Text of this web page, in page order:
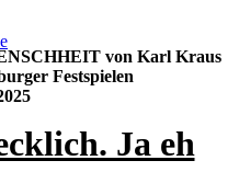
von Karl Kraus
Festspielen
Ja eh